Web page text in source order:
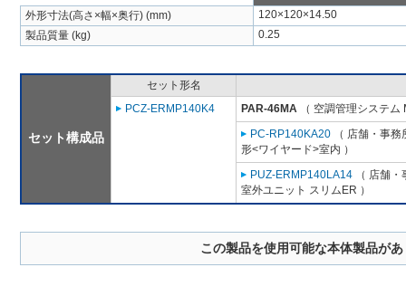
外形寸法(高さ×幅×奥行) (mm)
120×120×14.50
製品質量 (kg)
0.25
セット構成品
セット形名
PCZ-ERMP140K4
PAR-46MA （ 空調管理システム
PC-RP140KA20 （ 店舗・事
形<ワイヤード>室内 ）
PUZ-ERMP140LA14 （ 店舗
室外ユニット スリムER ）
この製品を使用可能な本体製品が